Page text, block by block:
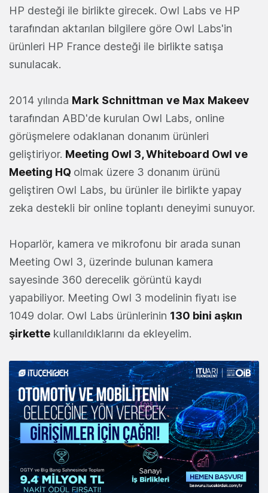
HP desteği ile birlikte girecek. Owl Labs ve HP
tarafından aktarılan bilgilere göre Owl Labs'in
ürünleri HP France desteği ile birlikte satışa
sunulacak.
2014 yılında Mark Schnittman ve Max Makeev
tarafından ABD'de kurulan Owl Labs, online
görüşmelere odaklanan donanım ürünleri
geliştiriyor. Meeting Owl 3, Whiteboard Owl ve
Meeting HQ olmak üzere 3 donanım ürünü
geliştiren Owl Labs, bu ürünler ile birlikte yapay
zeka destekli bir online toplantı deneyimi sunuyor.
Hoparlör, kamera ve mikrofonu bir arada sunan
Meeting Owl 3, üzerinde bulunan kamera
sayesinde 360 derecelik görüntü kaydı
yapabiliyor. Meeting Owl 3 modelinin fiyatı ise
1049 dolar. Owl Labs ürünlerinin 130 bini aşkın
şirkette kullanıldıklarını da ekleyelim.